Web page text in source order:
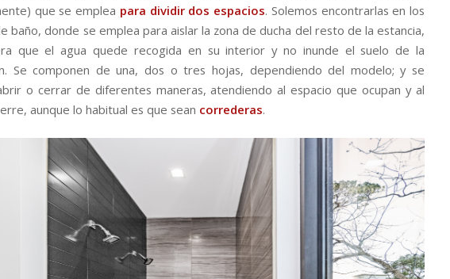
que se emplea para dividir dos espacios. Solemos encontrarlas en los
baño, donde se emplea para aislar la zona de ducha del resto de la estancia,
que el agua quede recogida en su interior y no inunde el suelo de la
Se componen de una, dos o tres hojas, dependiendo del modelo; y se
o cerrar de diferentes maneras, atendiendo al espacio que ocupan y al
aunque lo habitual es que sean correderas.